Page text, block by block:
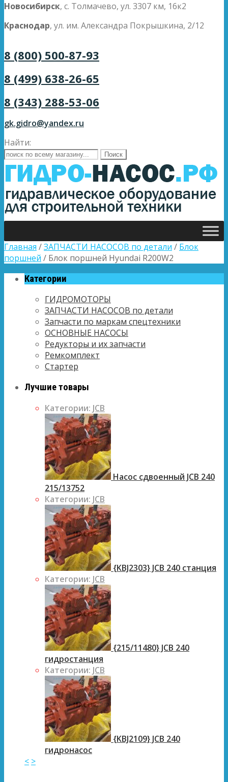
Новосибирск, с. Толмачево, ул. 3307 км, 16к2
Краснодар, ул. им. Александра Покрышкина, 2/12
8 (800) 500-87-93
8 (499) 638-26-65
8 (343) 288-53-06
gk.gidro@yandex.ru
Найти:
Главная /ЗАПЧАСТИ НАСОСОВ по детали / Блок
поршней / Блок поршней Hyundai R200W2
Категории
ГИДРОМОТОРЫ
ЗАПЧАСТИ НАСОСОВ по детали
Запчасти по маркам спецтехники
ОСНОВНЫЕ НАСОСЫ
Редукторы и их запчасти
Ремкомплект
Стартер
Лучшие товары
Категории: JCB
Насос сдвоенный JCB 240
215/13752
Категории: JCB
{KBJ2303} JCB 240 станция
Категории: JCB
{215/11480} JCB 240
гидростанция
Категории: JCB
{KBJ2109} JCB 240
гидронасос
< >